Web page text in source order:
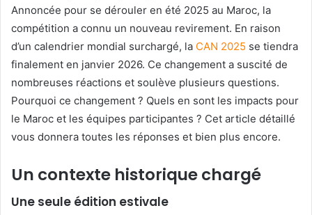
Annoncée pour se dérouler en été 2025 au Maroc, la
compétition a connu un nouveau revirement. En raison
d’un calendrier mondial surchargé, la CAN 2025 se tiendra
finalement en janvier 2026. Ce changement a suscité de
nombreuses réactions et soulève plusieurs questions.
Pourquoi ce changement ? Quels en sont les impacts pour
le Maroc et les équipes participantes ? Cet article détaillé
vous donnera toutes les réponses et bien plus encore.
Un contexte historique chargé
Une seule édition estivale